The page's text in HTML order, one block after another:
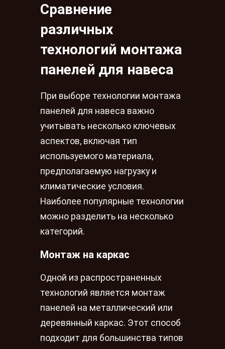
Сравнение
различных
технологий монтажа
панелей для навеса
При выборе технологии монтажа
панелей для навеса важно
учитывать несколько ключевых
аспектов, включая тип
используемого материала,
предполагаемую нагрузку и
климатические условия.
Наиболее популярные технологии
можно разделить на несколько
категорий.
Монтаж на каркас
Одной из распространенных
технологий является монтаж
панелей на металлический или
деревянный каркас. Этот способ
подходит для большинства типов